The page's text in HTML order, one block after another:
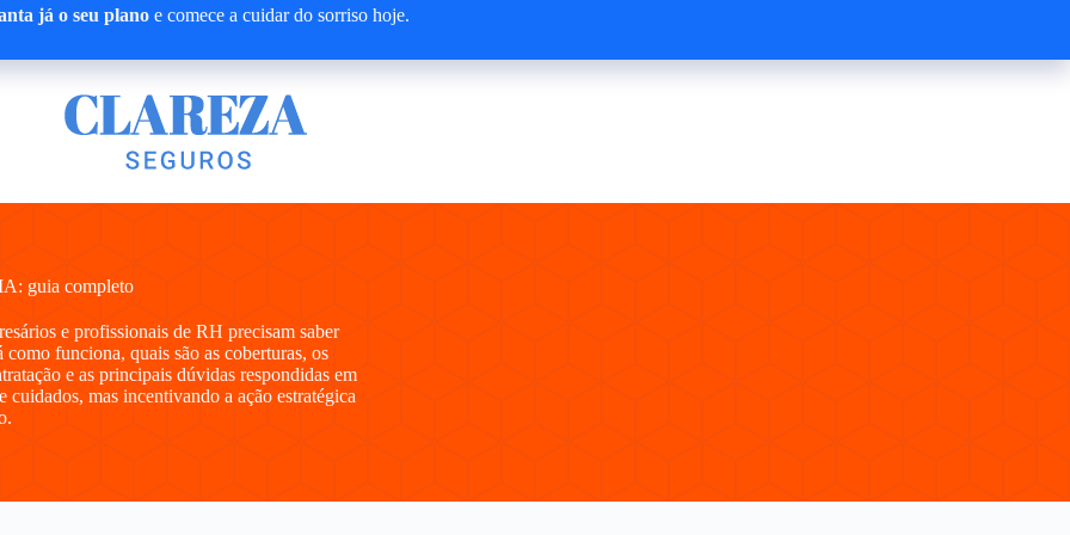
já o seu planoe comece a cuidar do sorriso hoje.
guia completo
e profissionais de RH precisam saber
funciona, quais são as coberturas, os
e as principais dúvidas respondidas em
mas incentivando a ação estratégica